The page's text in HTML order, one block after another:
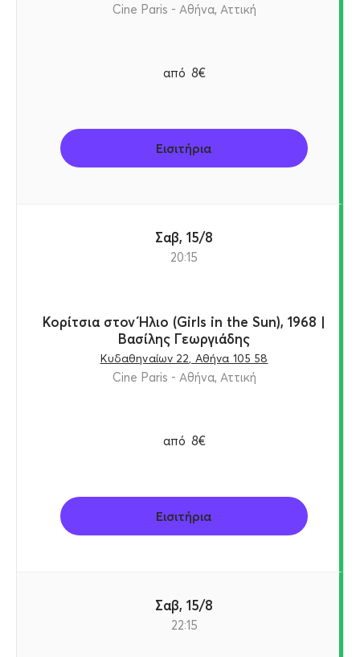
Cine Paris - Αθήνα, Αττική
από 8€
Εισιτήρια
Σαβ, 15/8
20:15
Κορίτσια στον Ήλιο (Girls in the Sun), 1968 |
Βασίλης Γεωργιάδης
Κυδαθηναίων 22, Αθήνα 105 58
Cine Paris - Αθήνα, Αττική
από 8€
Εισιτήρια
Σαβ, 15/8
22:15